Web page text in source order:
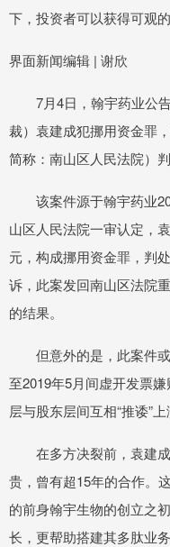
下，投资者可以获得可观的
界面新闻编辑 | 谢欣
7月4日，翰宇药业公告
裁）袁建成犯挪用资金罪
简称：南山区人民法院）
该案件源于翰宇药业
山区人民法院一审认定，
元，构成挪用资金罪，判
诉，此案发回南山区法院
的结果。
但意外的是，此案件或
至2019年5月间虚开发票
层与股东层间互相“推诿”上
在多方决裂前，袁建成
贵，曾有超15年的合作。
的前身翰宇生物的创立之
长，更帮助搭建其多肽业务